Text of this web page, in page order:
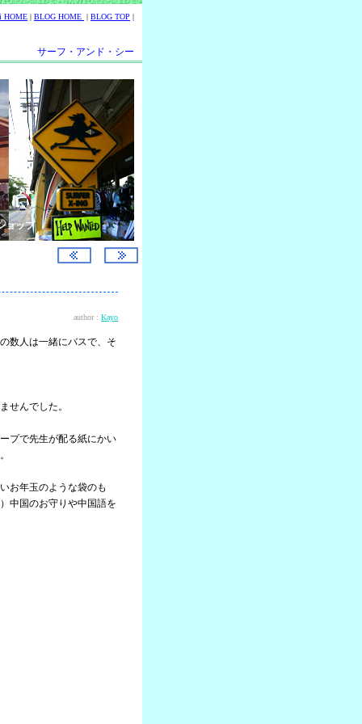
HOME | BLOG HOME | BLOG TOP |
サーフ・アンド・シー
ョップ
author : Kayo
数人は一緒にバスで、そ
せんでした。
プで先生が配る紙にかい
お年玉のような袋のも
中国のお守りや中国語を